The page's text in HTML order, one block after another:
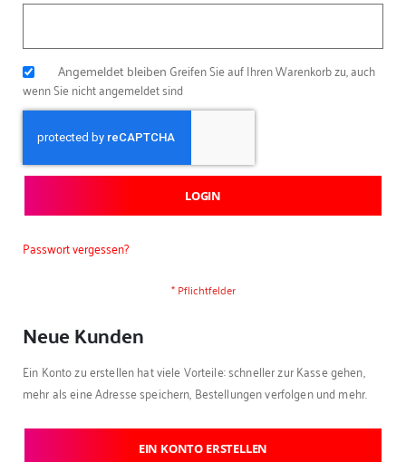
Angemeldet bleiben Greifen Sie auf Ihren Warenkorb zu, auch
wenn Sie nicht angemeldet sind
LOGIN
Passwort vergessen?
Neue Kunden
Ein Konto zu erstellen hat viele Vorteile: schneller zur Kasse gehen,
mehr als eine Adresse speichern, Bestellungen verfolgen und mehr.
EIN KONTO ERSTELLEN